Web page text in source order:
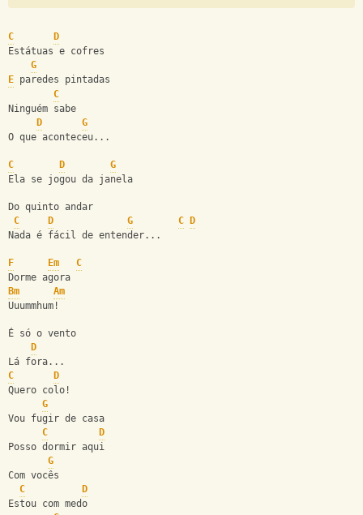
C
D
Estátuas e cofres
G
E paredes pintadas
C
Ninguém sabe
D
G
O que aconteceu...
C D
G
Ela se jogou da janela
Do quinto andar
C
D G C
D
Nada é fácil de entender...
F Em
C
Dorme agora
Bm
Am
Uuummhum!
É só o vento
D
Lá fora...
C
D
Quero colo!
G
Vou fugir de casa
C
D
Posso dormir aqui
G
Com vocês
C
D
Estou com medo